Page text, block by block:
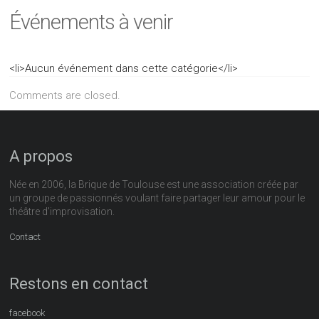
Événements à venir
<li>Aucun événement dans cette catégorie</li>
Comments are closed.
A propos
Née en 2006, la Brique de Toulouse est une association créée par
un groupe de passionnés voulant faire partager leur amour pour le
théâtre d'improvisation.
Contact
Restons en contact
facebook